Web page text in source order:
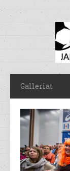
Galleriat